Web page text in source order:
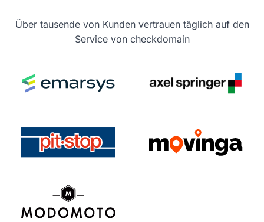
Über tausende von Kunden vertrauen täglich auf den
Service von checkdomain